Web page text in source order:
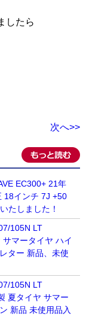
したら
次へ>>
EC300+ 21年
18インチ 7J +50
たしました！
105N LT
マータイヤ ハイ
ター 新品、未使
105N LT
夏タイヤ サマー
新品 未使用品入